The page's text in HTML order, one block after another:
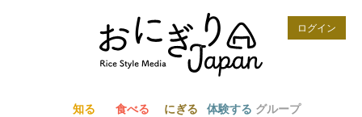
ログイン
知る 食べる にぎる 体験する グループ